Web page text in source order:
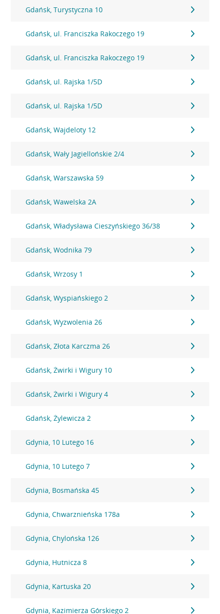
Gdańsk, Turystyczna 10
Gdańsk, ul. Franciszka Rakoczego 19
Gdańsk, ul. Franciszka Rakoczego 19
Gdańsk, ul. Rajska 1/5D
Gdańsk, ul. Rajska 1/5D
Gdańsk, Wajdeloty 12
Gdańsk, Wały Jagiellońskie 2/4
Gdańsk, Warszawska 59
Gdańsk, Wawelska 2A
Gdańsk, Władysława Cieszyńskiego 36/38
Gdańsk, Wodnika 79
Gdańsk, Wrzosy 1
Gdańsk, Wyspiańskiego 2
Gdańsk, Wyzwolenia 26
Gdańsk, Złota Karczma 26
Gdańsk, Żwirki i Wigury 10
Gdańsk, Żwirki i Wigury 4
Gdańsk, Żylewicza 2
Gdynia, 10 Lutego 16
Gdynia, 10 Lutego 7
Gdynia, Bosmańska 45
Gdynia, Chwarznieńska 178a
Gdynia, Chylońska 126
Gdynia, Hutnicza 8
Gdynia, Kartuska 20
Gdynia, Kazimierza Górskiego 2